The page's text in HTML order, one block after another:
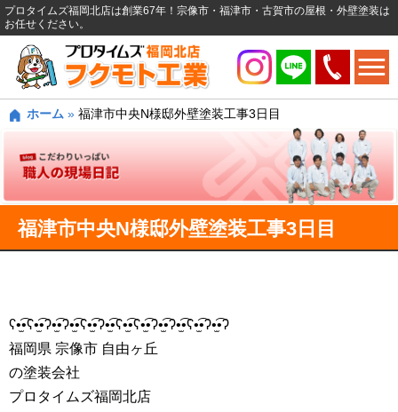
プロタイムズ福岡北店は創業67年！宗像市・福津市・古賀市の屋根・外壁塗装は
お任せください。
ホーム » 福津市中央N様邸外壁塗装工事3日目
福津市中央N様邸外壁塗装工事3日目
ʕ•̫͡•ʕ•̫͡•ʔ•̫͡•ʔ•̫͡•ʕ•̫͡•ʔ•̫͡•ʕ•̫͡•ʕ•̫͡•ʔ•̫͡•ʔ•̫͡•ʕ•̫͡•ʔ•̫͡•ʔ
福岡県 宗像市 自由ヶ丘
の塗装会社
プロタイムズ福岡北店